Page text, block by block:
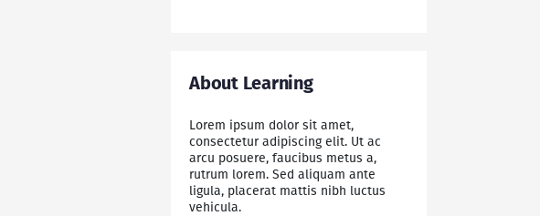
About Learning
Lorem ipsum dolor sit amet,
consectetur adipiscing elit. Ut ac
arcu posuere, faucibus metus a,
rutrum lorem. Sed aliquam ante
ligula, placerat mattis nibh luctus
vehicula.